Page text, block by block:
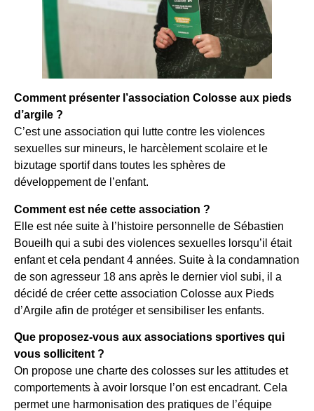
Comment présenter l’association Colosse aux pieds
d’argile ?
C’est une association qui lutte contre les violences
sexuelles sur mineurs, le harcèlement scolaire et le
bizutage sportif dans toutes les sphères de
développement de l’enfant.
Comment est née cette association ?
Elle est née suite à l’histoire personnelle de Sébastien
Boueilh qui a subi des violences sexuelles lorsqu’il était
enfant et cela pendant 4 années. Suite à la condamnation
de son agresseur 18 ans après le dernier viol subi, il a
décidé de créer cette association Colosse aux Pieds
d’Argile afin de protéger et sensibiliser les enfants.
Que proposez-vous aux associations sportives qui
vous sollicitent ?
On propose une charte des colosses sur les attitudes et
comportements à avoir lorsque l’on est encadrant. Cela
permet une harmonisation des pratiques de l’équipe